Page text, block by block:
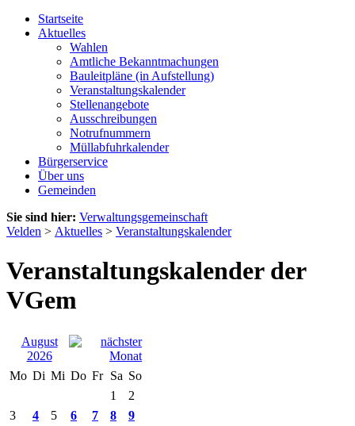
Startseite
Aktuelles
Wahlen
Amtliche Bekanntmachungen
Bauleitpläne (in Aufstellung)
Veranstaltungskalender
Stellenangebote
Ausschreibungen
Notrufnummern
Müllabfuhrkalender
Bürgerservice
Über uns
Gemeinden
Sie sind hier: Verwaltungsgemeinschaft
Velden > Aktuelles > Veranstaltungskalender
Veranstaltungskalender der
VGem
August
2026
Mo Di Mi Do Fr Sa So
1
2
3
4 5 6 7 8
9